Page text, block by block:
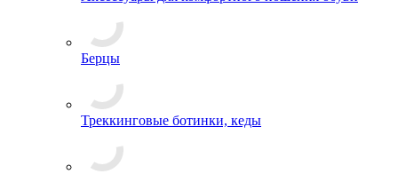
Берцы
Треккинговые ботинки, кеды